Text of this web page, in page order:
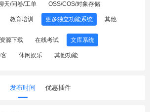
天/问卷/工单 OSS/COS/对象存储
教育培训 更多独立功能系统 其他
资源下载 在线考试 文库系统
休闲娱乐 其他功能
发布时间 优惠插件